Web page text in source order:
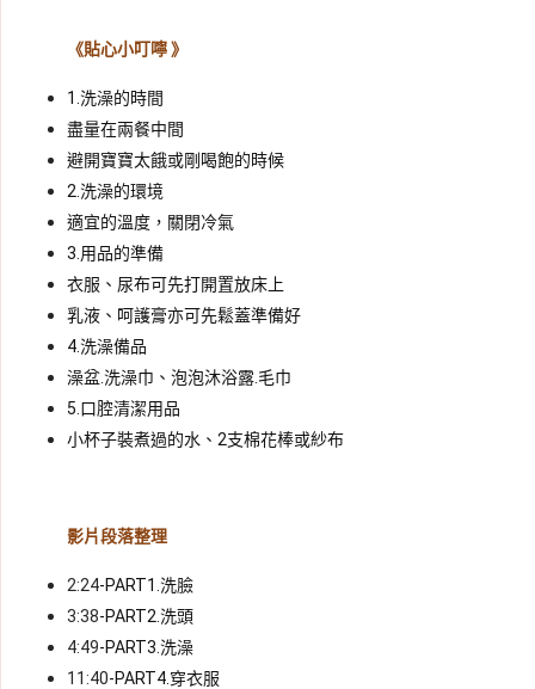
《貼心小叮嚀 》
1.洗澡的時間
盡量在兩餐中間
避開寶寶太餓或剛喝飽的時候
2.洗澡的環境
適宜的溫度，關閉冷氣
3.用品的準備
衣服、尿布可先打開置放床上
乳液、呵護膏亦可先鬆蓋準備好
4.洗澡備品
澡盆.洗澡巾、泡泡沐浴露.毛巾
5.口腔清潔用品
小杯子裝煮過的水、2支棉花棒或紗布
影片段落整理
2:24-PART1.洗臉
3:38-PART2.洗頭
4:49-PART3.洗澡
11:40-PART4.穿衣服